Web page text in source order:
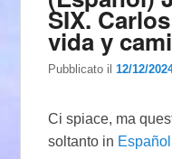
SIX.
vida y
Pubblicato il12/12/
Ci spiace, ma
soltanto in Español